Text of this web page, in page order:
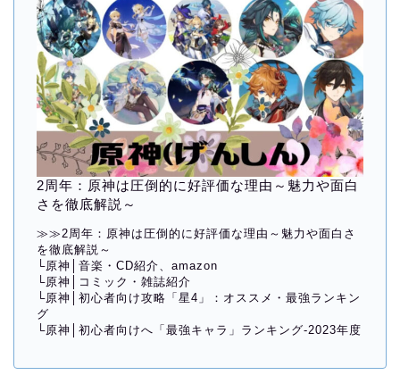
2周年：原神は圧倒的に好評価な理由～魅力や面白
さを徹底解説～
≫≫ 2周年：原神は圧倒的に好評価な理由～魅力や面白さ
を徹底解説～
└原神│音楽・CD紹介、amazon
└原神│コミック・雑誌紹介
└原神│初心者向け攻略「星4」：オススメ・最強ランキン
グ
└原神│初心者向けへ「最強キャラ」ランキング-2023年度